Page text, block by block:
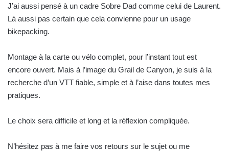
J’ai aussi pensé à un cadre Sobre Dad comme celui de Laurent.
Là aussi pas certain que cela convienne pour un usage
bikepacking.
Montage à la carte ou vélo complet, pour l’instant tout est
encore ouvert. Mais à l’image du Grail de Canyon, je suis à la
recherche d’un VTT fiable, simple et à l’aise dans toutes mes
pratiques.
Le choix sera difficile et long et la réflexion compliquée.
N’hésitez pas à me faire vos retours sur le sujet ou me